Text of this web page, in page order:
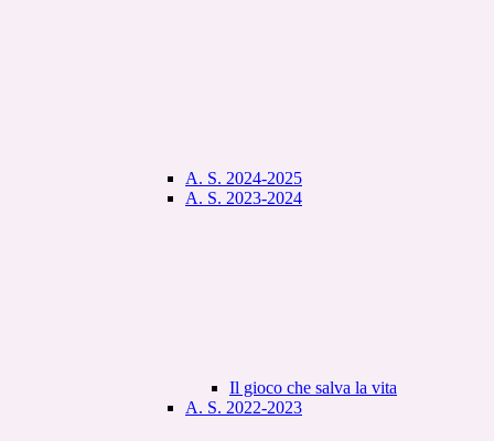
A. S. 2024-2025
A. S. 2023-2024
Il gioco che salva la vita
A. S. 2022-2023